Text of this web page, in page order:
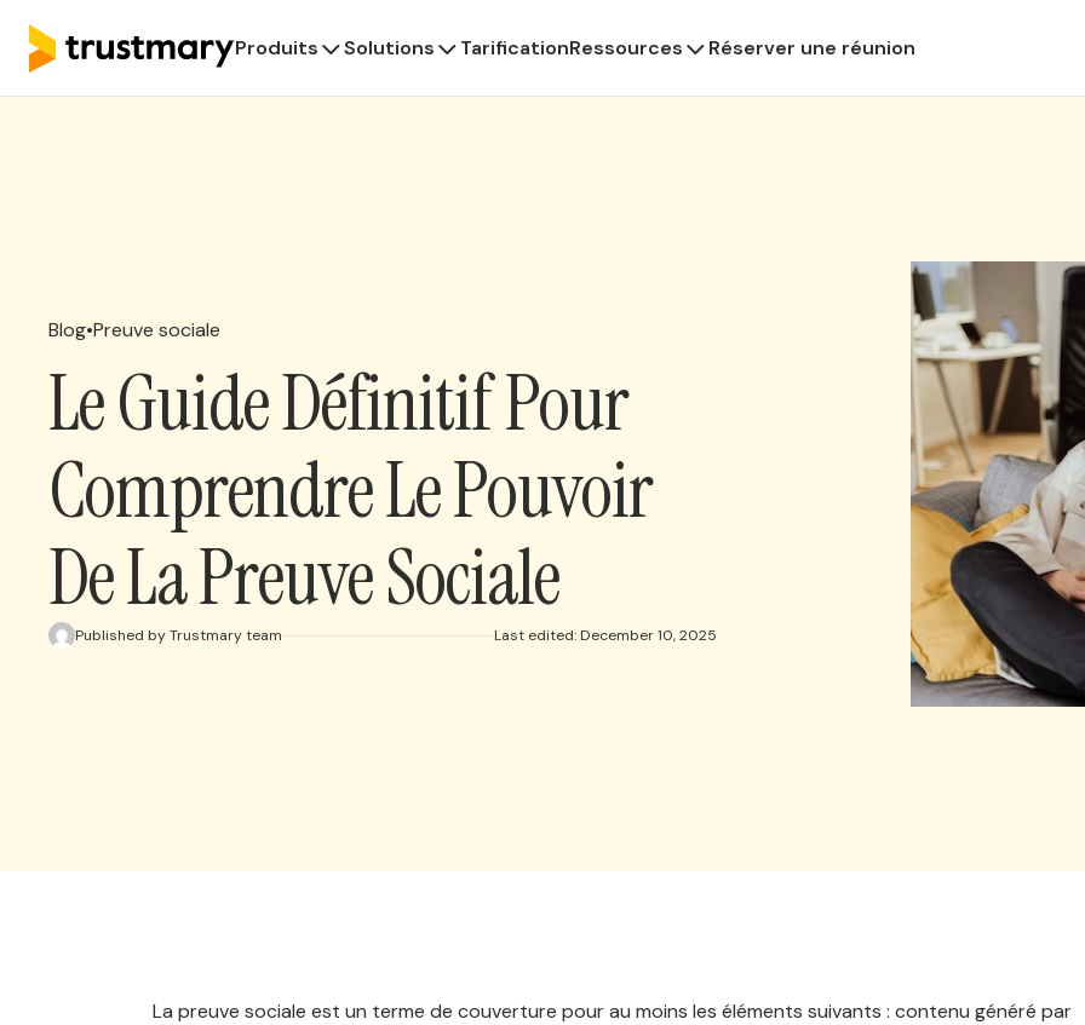
Produits Solutions TarificationRessources Réserver une réunion
Blog•Preuve sociale
Le Guide Définitif Pour
Comprendre Le Pouvoir
De La Preuve Sociale
Published by Trustmary team Last edited: December 10, 2025
La preuve sociale est un terme de couverture pour au moins les éléments suivants : contenu généré par